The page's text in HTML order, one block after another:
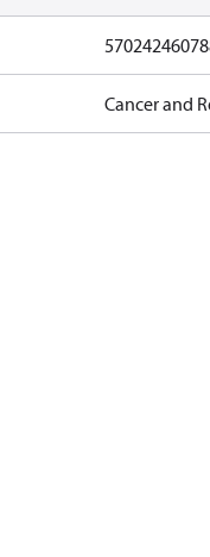
Cancer and